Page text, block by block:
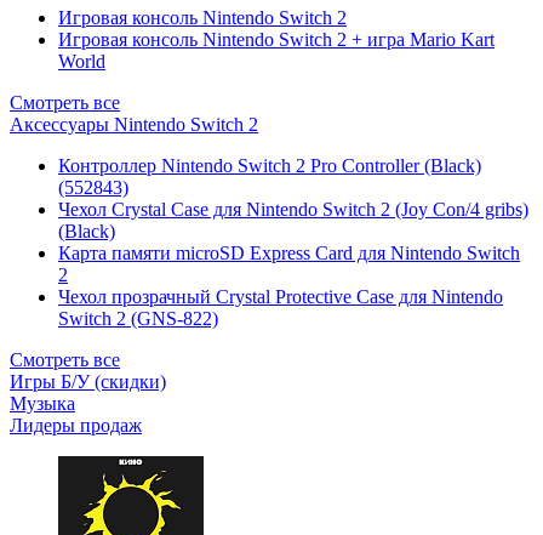
Игровая консоль Nintendo Switch 2
Игровая консоль Nintendo Switch 2 + игра Mario Kart
World
Смотреть все
Аксессуары Nintendo Switch 2
Контроллер Nintendo Switch 2 Pro Controller (Black)
(552843)
Чехол Сrystal Сase для Nintendo Switch 2 (Joy Con/4 gribs)
(Black)
Карта памяти microSD Express Card для Nintendo Switch
2
Чехол прозрачный Crystal Protective Case для Nintendo
Switch 2 (GNS-822)
Смотреть все
Игры Б/У (скидки)
Музыка
Лидеры продаж